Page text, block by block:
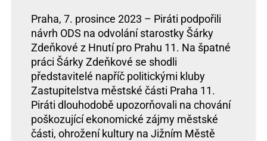
Praha, 7. prosince 2023 – Piráti podpořili
návrh ODS na odvolání starostky Šárky
Zdeňkové z Hnutí pro Prahu 11. Na špatné
práci Šárky Zdeňkové se shodli
představitelé napříč politickými kluby
Zastupitelstva městské části Praha 11.
Piráti dlouhodobě upozorňovali na chování
poškozující ekonomické zájmy městské
části, ohrožení kultury na Jižním Městě